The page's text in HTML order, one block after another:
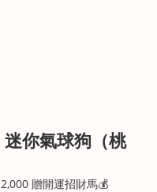
你氣球狗（桃
贈開運招財馬💰